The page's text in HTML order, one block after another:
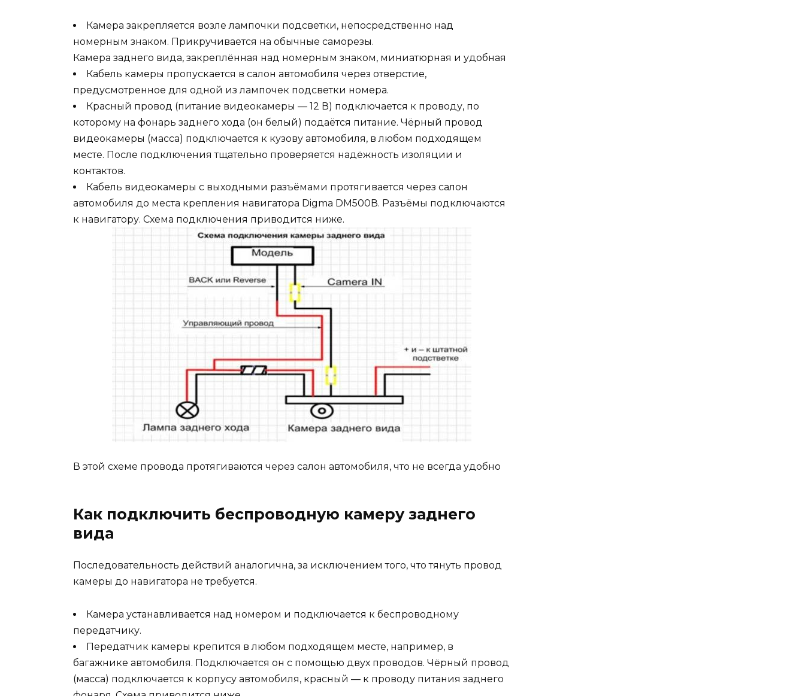
Камера закрепляется возле лампочки подсветки, непосредственно над
номерным знаком. Прикручивается на обычные саморезы.
Камера заднего вида, закреплённая над номерным знаком, миниатюрная и удобная
Кабель камеры пропускается в салон автомобиля через отверстие,
предусмотренное для одной из лампочек подсветки номера.
Красный провод (питание видеокамеры — 12 В) подключается к проводу, по
которому на фонарь заднего хода (он белый) подаётся питание. Чёрный провод
видеокамеры (масса) подключается к кузову автомобиля, в любом подходящем
месте. После подключения тщательно проверяется надёжность изоляции и
контактов.
Кабель видеокамеры с выходными разъёмами протягивается через салон
автомобиля до места крепления навигатора Digma DM500В. Разъёмы подключаются
к навигатору. Схема подключения приводится ниже.
В этой схеме провода протягиваются через салон автомобиля, что не всегда удобно
Как подключить беспроводную камеру заднего
вида
Последовательность действий аналогична, за исключением того, что тянуть провод
камеры до навигатора не требуется.
Камера устанавливается над номером и подключается к беспроводному
передатчику.
Передатчик камеры крепится в любом подходящем месте, например, в
багажнике автомобиля. Подключается он с помощью двух проводов. Чёрный провод
(масса) подключается к корпусу автомобиля, красный — к проводу питания заднего